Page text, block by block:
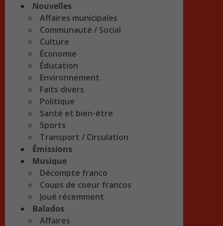
Nouvelles
Affaires municipales
Communauté / Social
Culture
Économie
Éducation
Environnement
Faits divers
Politique
Santé et bien-être
Sports
Transport / Circulation
Émissions
Musique
Décompte franco
Coups de coeur francos
Joué récemment
Balados
Affaires